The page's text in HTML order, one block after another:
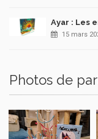
Ayar : Les
15 mars
Photos de